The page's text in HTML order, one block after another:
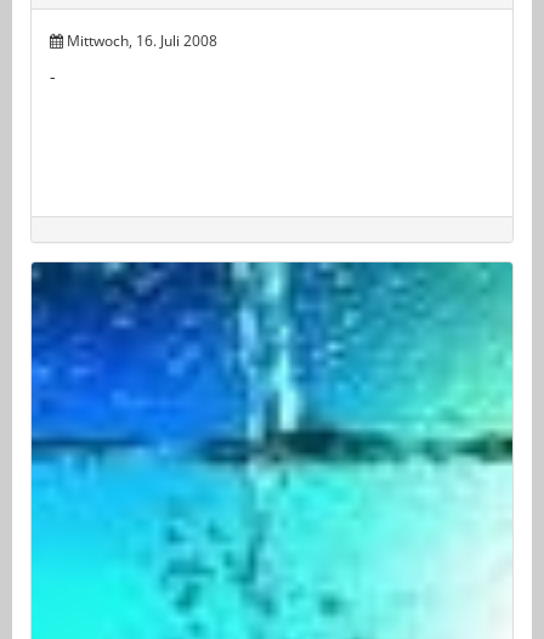
Mittwoch, 16. Juli 2008
-